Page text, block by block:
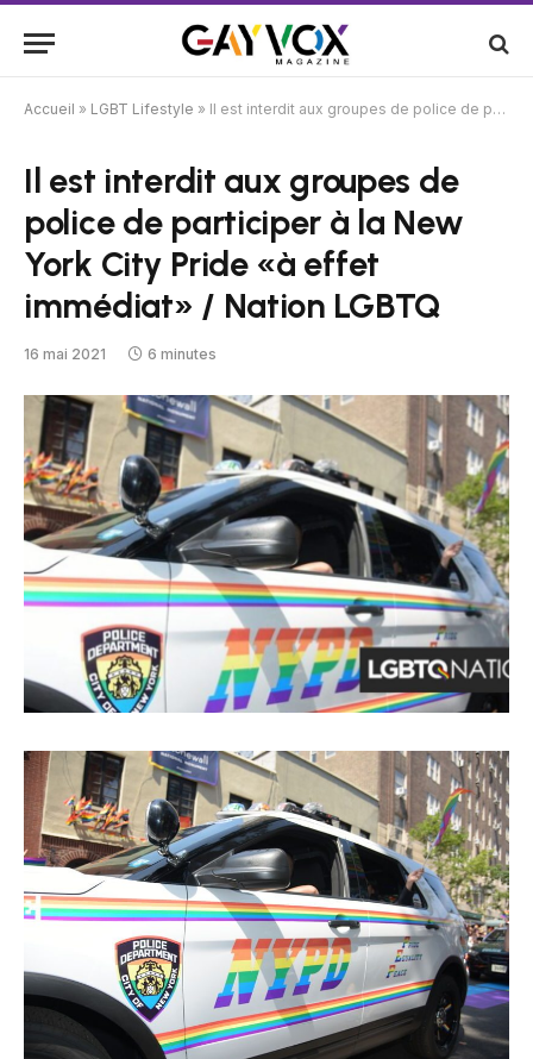
Accueil » LGBT Lifestyle » Il est interdit aux groupes de police de participer à la New York City Pride «à effet immédiat» / Nation LGBTQ
Il est interdit aux groupes de
police de participer à la New
York City Pride «à effet
immédiat» / Nation LGBTQ
16 mai 2021 6 minutes